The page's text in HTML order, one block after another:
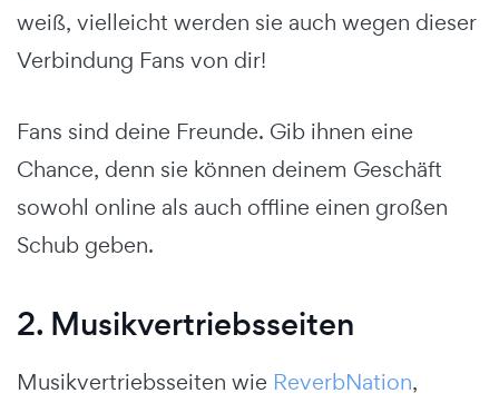
weiß, vielleicht werden sie auch wegen dieser
Verbindung Fans von dir!
Fans sind deine Freunde. Gib ihnen eine
Chance, denn sie können deinem Geschäft
sowohl online als auch offline einen großen
Schub geben.
2. Musikvertriebsseiten
Musikvertriebsseiten wie ReverbNation,